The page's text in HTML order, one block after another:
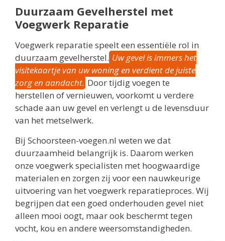
Duurzaam Gevelherstel met
Voegwerk Reparatie
Voegwerk reparatie speelt een essentiële rol in
duurzaam gevelherstel. Uw gevel is immers het
visitekaartje van uw woning en verdient de juiste
zorg en aandacht. Door tijdig voegen te
herstellen of vernieuwen, voorkomt u verdere
schade aan uw gevel en verlengt u de levensduur
van het metselwerk.
Bij Schoorsteen-voegen.nl weten we dat
duurzaamheid belangrijk is. Daarom werken
onze voegwerk specialisten met hoogwaardige
materialen en zorgen zij voor een nauwkeurige
uitvoering van het voegwerk reparatieproces. Wij
begrijpen dat een goed onderhouden gevel niet
alleen mooi oogt, maar ook beschermt tegen
vocht, kou en andere weersomstandigheden.